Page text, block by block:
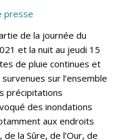
presse
de la journée du
et la nuit au jeudi 15
de pluie continues et
sur l’ensemble
précipitations
des inondations
aux endroits
la Sûre, de l’Our, de